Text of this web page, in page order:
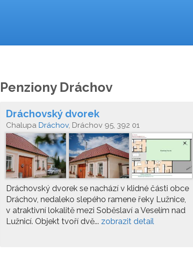
Penziony Dráchov
Dráchovský dvorek
Chalupa Dráchov, Dráchov 95, 392 01
Dráchovský dvorek se nachází v klidné části obce
Dráchov, nedaleko slepého ramene řeky Lužnice,
v atraktivní lokalitě mezi Soběslaví a Veselím nad
Lužnicí. Objekt tvoří dvě... zobrazit detail